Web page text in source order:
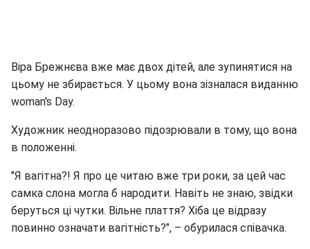
Віра Брежнєва вже має двох дітей, але зупинятися на
цьому не збирається. У цьому вона зізналася виданню
woman's Day.
Художник неодноразово підозрювали в тому, що вона
в положенні.
"Я вагітна?! Я про це читаю вже три роки, за цей час
самка слона могла б народити. Навіть не знаю, звідки
беруться ці чутки. Вільне плаття? Хіба це відразу
повинно означати вагітність?", – обурилася співачка.